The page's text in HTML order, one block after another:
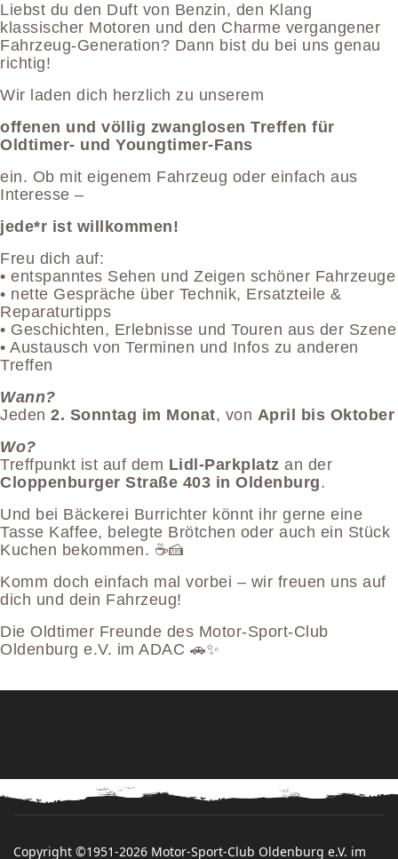
Liebst du den Duft von Benzin, den Klang
klassischer Motoren und den Charme vergangener
Fahrzeug-Generation? Dann bist du bei uns genau
richtig!
Wir laden dich herzlich zu unserem
offenen und völlig zwanglosen Treffen für
Oldtimer- und Youngtimer-Fans
ein. Ob mit eigenem Fahrzeug oder einfach aus
Interesse –
jede*r ist willkommen!
Freu dich auf:
• entspanntes Sehen und Zeigen schöner Fahrzeuge
• nette Gespräche über Technik, Ersatzteile &
Reparaturtipps
• Geschichten, Erlebnisse und Touren aus der Szene
• Austausch von Terminen und Infos zu anderen
Treffen
Wann?
Jeden 2. Sonntag im Monat, von April bis Oktober
Wo?
Treffpunkt ist auf dem Lidl-Parkplatz an der
Cloppenburger Straße 403 in Oldenburg.
Und bei Bäckerei Burrichter könnt ihr gerne eine
Tasse Kaffee, belegte Brötchen oder auch ein Stück
Kuchen bekommen. ☕️🍰
Komm doch einfach mal vorbei – wir freuen uns auf
dich und dein Fahrzeug!
Die Oldtimer Freunde des Motor-Sport-Club
Oldenburg e.V. im ADAC 🚗✨
Copyright ©1951-2026 Motor-Sport-Club Oldenburg e.V. im